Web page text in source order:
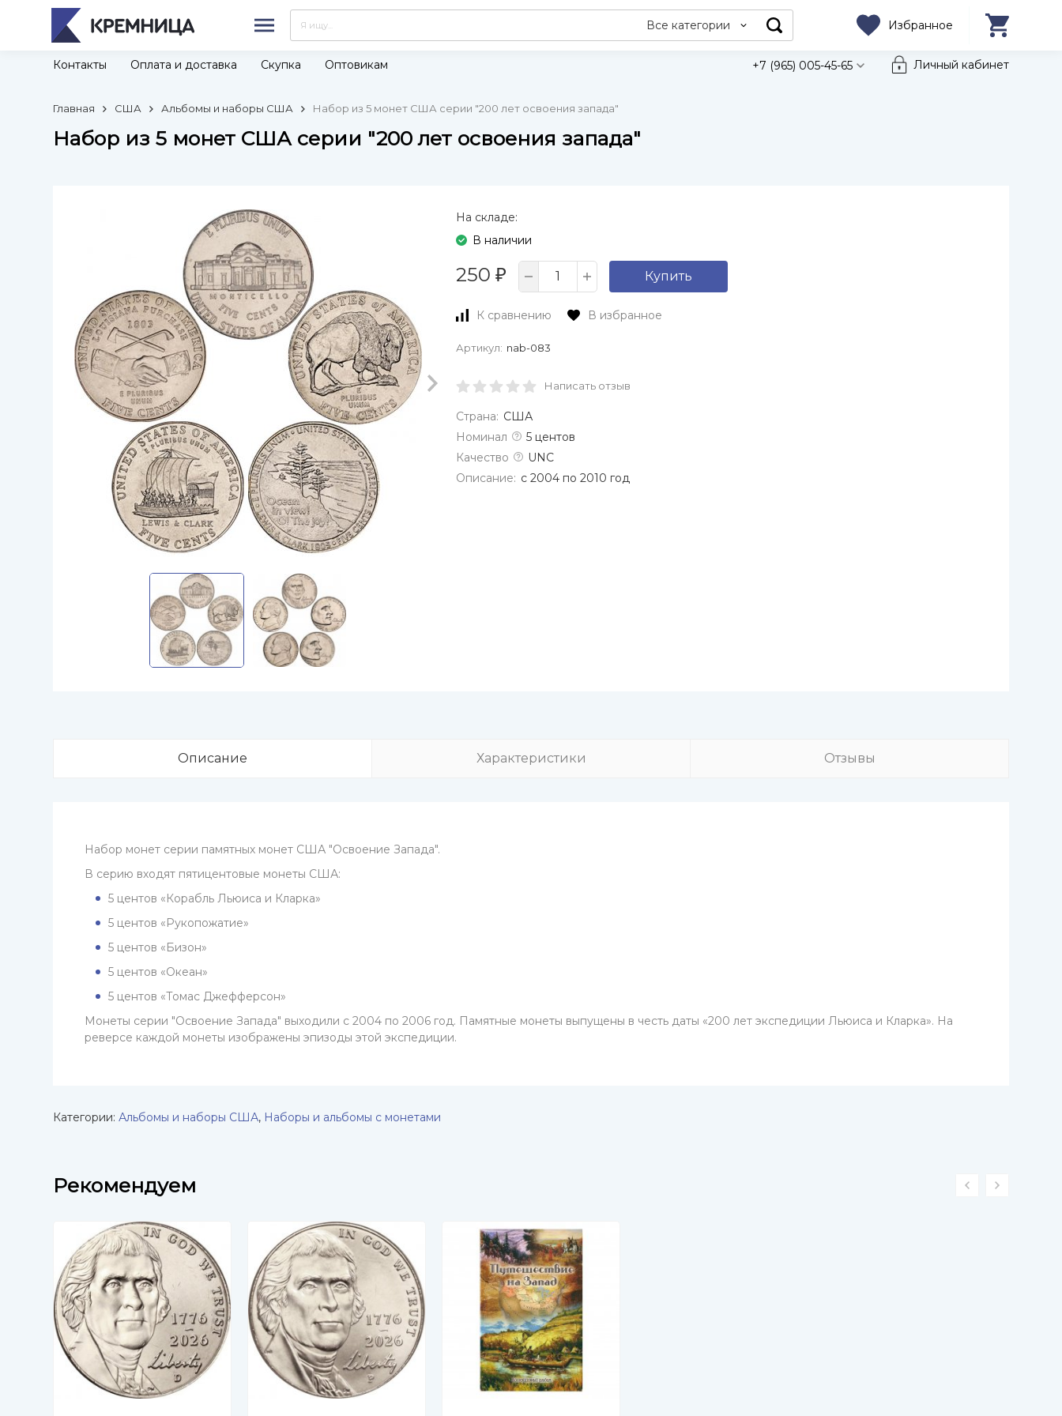
Все категории Избранное
Контакты Оплата и доставка Скупка Оптовикам +7 (965) 005-45-65 Личный кабинет
Главная США Альбомы и наборы США Набор из 5 монет США серии "200 лет освоения запада"
Набор из 5 монет США серии "200 лет освоения запада"
На складе:
В наличии
250 ₽ Купить
К сравнению В избранное
Артикул: nab-083
Написать отзыв
Страна: США
Номинал
5 центов
Качество
UNC
Описание: с 2004 по 2010 год
Описание
Набор монет серии памятных монет США "Освоение Запада".
В серию входят пятицентовые монеты США:
5 центов «Корабль Льюиса и Кларка»
5 центов «Рукопожатие»
5 центов «Бизон»
5 центов «Океан»
5 центов «Томас Джефферсон»
Монеты серии "Освоение Запада" выходили с 2004 по 2006 год. Памятные монеты выпущены в честь даты «200 лет экспедиции Льюиса и Кларка». На
реверсе каждой монеты изображены эпизоды этой экспедиции.
Характеристики Отзывы
Категории: Альбомы и наборы США, Наборы и альбомы с монетами
Рекомендуем